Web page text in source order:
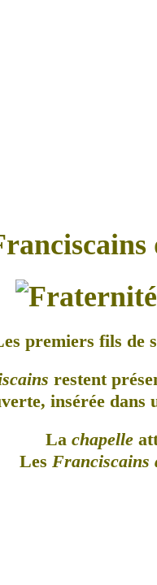
premiers fils de
restent
insérée dans
La chapelle
Les Franciscains